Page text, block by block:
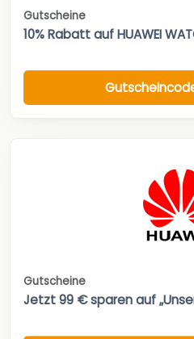
Gutscheine
10% Rabatt auf HUAWEI
Gutscheine
Jetzt 99 € sparen auf